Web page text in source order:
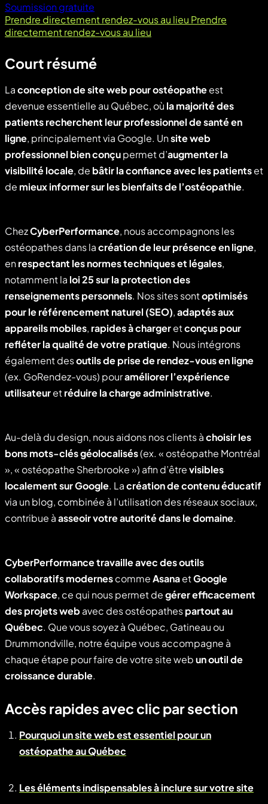
Soumission gratuite
Prendre directement rendez-vous au lieu Prendre
directement rendez-vous au lieu
Court résumé
Laconception de site web pour ostéopatheest
devenue essentielle au Québec, où la majorité des
patients recherchent leur professionnel de santé en
ligne, principalement via Google. Unsite web
professionnel bien conçupermet d’augmenter la
visibilité locale, de bâtir la confiance avec les patientset
de mieux informer sur les bienfaits de l’ostéopathie.
ChezCyberPerformance, nous accompagnons les
ostéopathes dans lacréation de leur présence en ligne,
enrespectant les normes techniques et légales,
notamment la loi 25 sur la protection des
renseignements personnels. Nos sites sontoptimisés
pour le référencement naturel (SEO),adaptés aux
appareils mobiles, rapides à chargeretconçus pour
refléter la qualité de votre pratique. Nous intégrons
également desoutils de prise de rendez-vous en ligne
(ex. GoRendez-vous) pouraméliorer l’expérience
utilisateuretréduire la charge administrative.
Au-delà du design, nous aidons nos clients àchoisir les
bons mots-clés géolocalisés(ex. « ostéopathe Montréal
», « ostéopathe Sherbrooke ») afin d’êtrevisibles
localement sur Google. Lacréation de contenu éducatif
via un blog, combinée à l’utilisation des réseaux sociaux,
contribue àasseoir votre autorité dans le domaine.
CyberPerformance travaille avec des outils
collaboratifs modernescommeAsanaetGoogle
Workspace, ce qui nous permet degérer efficacement
des projets web avec des ostéopathespartout au
Québec. Que vous soyez à Québec, Gatineau ou
Drummondville, notre équipe vous accompagne à
chaque étape pour faire de votre site webun outil de
croissance durable.
Accès rapides avec clic par section
Pourquoi un site web est essentiel pour un
ostéopathe au Québec
Les éléments indispensables à inclure sur votre site